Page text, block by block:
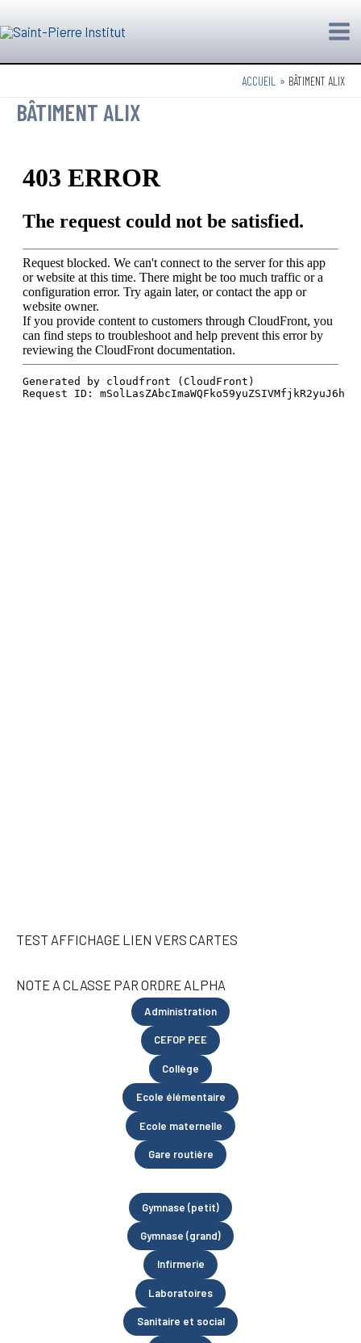
au
contenu
ACCUEIL BÂTIMENT ALIX
BÂTIMENT ALIX
TEST AFFICHAGE LIEN VERS CARTES
NOTE A CLASSE PAR ORDRE ALPHA
Administration
CEFOP PEE
Collège
Ecole élémentaire
Ecole maternelle
Gare routière
Gymnase (petit)
Gymnase (grand)
Infirmerie
Laboratoires
Sanitaire et social